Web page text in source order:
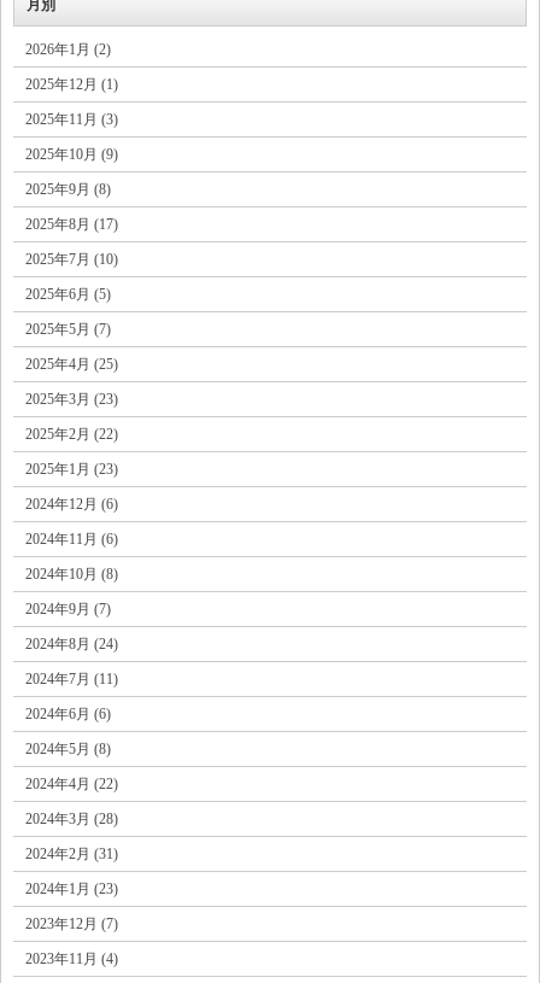
月別
2026年1月 (2)
2025年12月 (1)
2025年11月 (3)
2025年10月 (9)
2025年9月 (8)
2025年8月 (17)
2025年7月 (10)
2025年6月 (5)
2025年5月 (7)
2025年4月 (25)
2025年3月 (23)
2025年2月 (22)
2025年1月 (23)
2024年12月 (6)
2024年11月 (6)
2024年10月 (8)
2024年9月 (7)
2024年8月 (24)
2024年7月 (11)
2024年6月 (6)
2024年5月 (8)
2024年4月 (22)
2024年3月 (28)
2024年2月 (31)
2024年1月 (23)
2023年12月 (7)
2023年11月 (4)